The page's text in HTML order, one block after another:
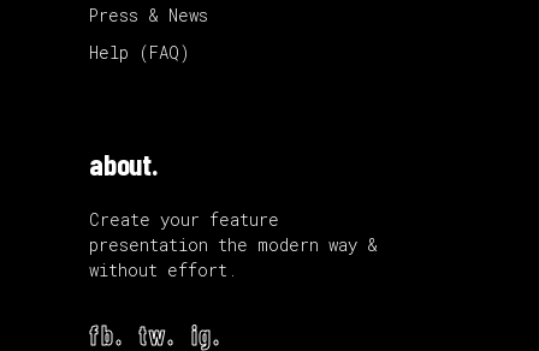
Press & News
Help (FAQ)
about.
Create your feature
presentation the modern way &
without effort.
fb. tw. ig.